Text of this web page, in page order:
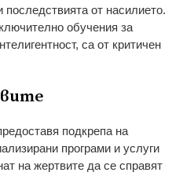
от насилието.
обучения за
са от критичен
подкрепа на
програми и услуги
на жертвите да се справят